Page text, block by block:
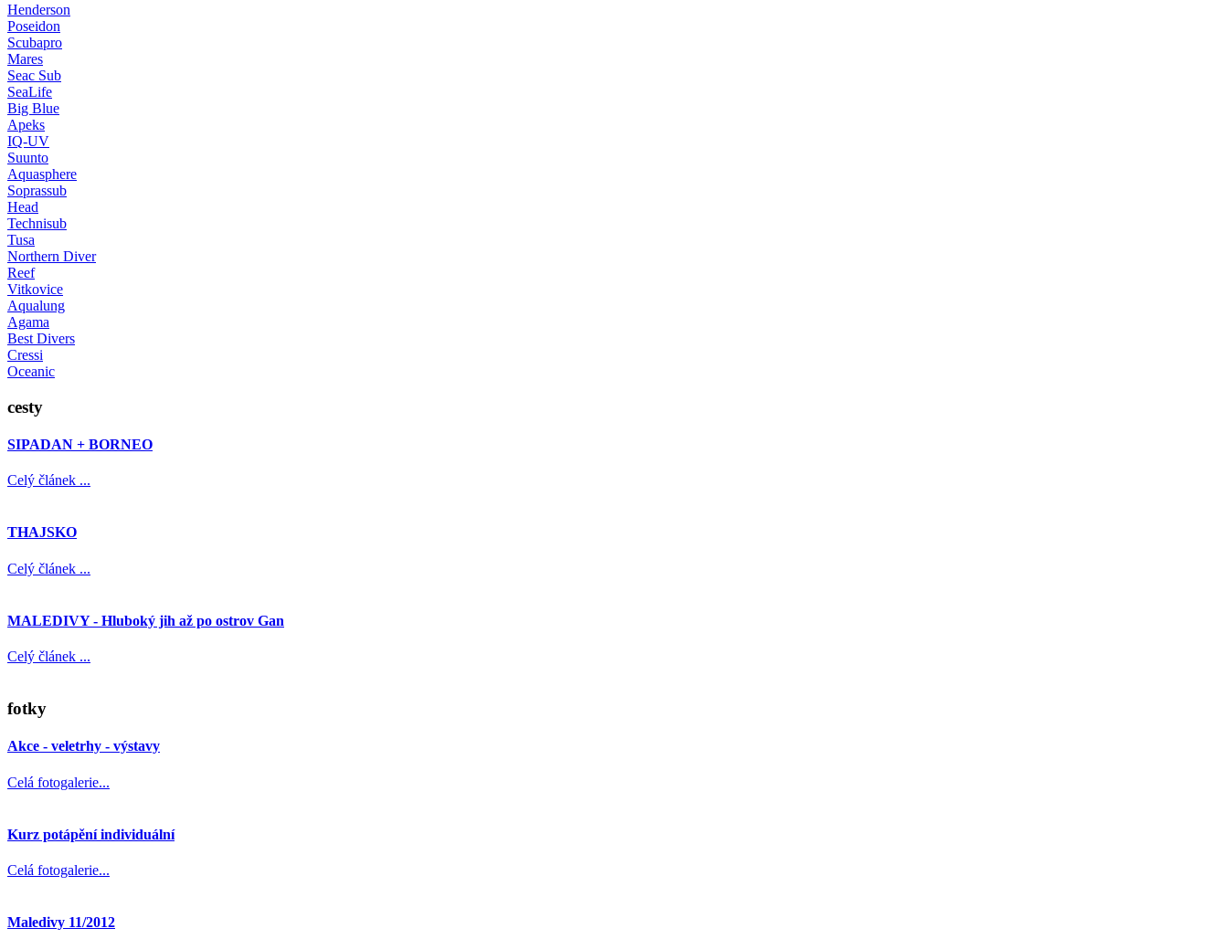
Henderson
Poseidon
Scubapro
Mares
Seac Sub
SeaLife
Big Blue
Apeks
IQ-UV
Suunto
Aquasphere
Soprassub
Head
Technisub
Tusa
Northern Diver
Reef
Vitkovice
Aqualung
Agama
Best Divers
Cressi
Oceanic
cesty
SIPADAN + BORNEO
Celý článek ...
THAJSKO
Celý článek ...
MALEDIVY - Hluboký jih až po ostrov Gan
Celý článek ...
fotky
Akce - veletrhy - výstavy
Celá fotogalerie...
Kurz potápění individuální
Celá fotogalerie...
Maledivy 11/2012